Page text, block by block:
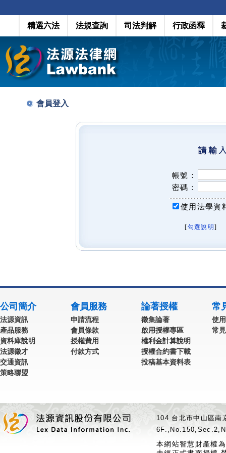
精選六法 法規查詢 司法判解 行政函釋
會員登入
帳號：
密碼：
使用法學資
[勾選說明 ]
公司簡介
法源資訊
產品服務
資料庫說明
法源徵才
交通資訊
策略聯盟
會員服務
申請流程
會員條款
授權費用
付款方式
論著授權
徵集論著
啟用授權專區
權利金計算說明
授權合約書下載
投稿基本資料表
常
使
常
104 台北市中山區
本網站智慧財產權